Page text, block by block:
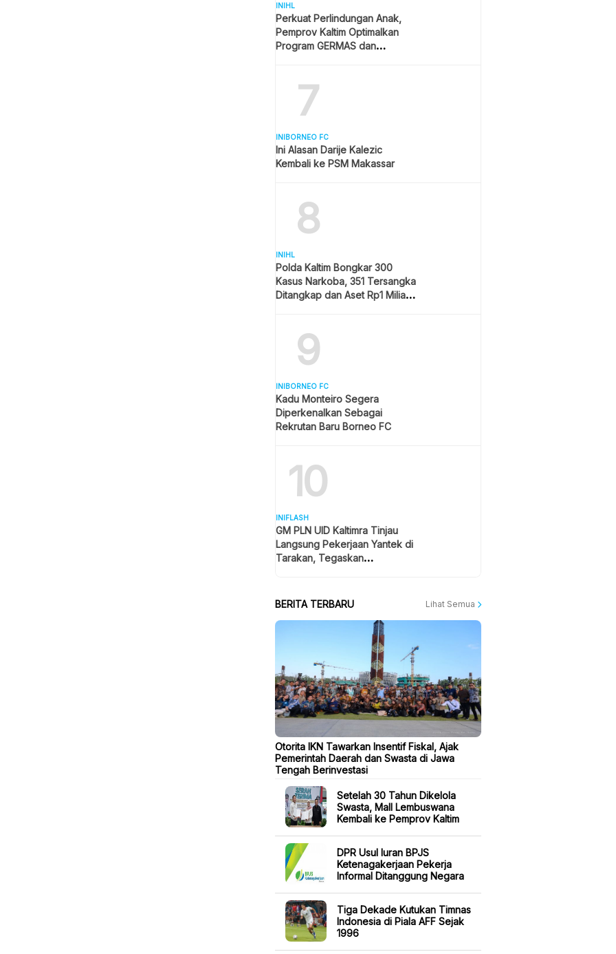
INIHL
Perkuat Perlindungan Anak,
Pemprov Kaltim Optimalkan
Program GERMAS dan
7
INIBORNEO FC
Ini Alasan Darije Kalezic
Kembali ke PSM Makassar
8
INIHL
Polda Kaltim Bongkar 300
Kasus Narkoba, 351 Tersangka
Ditangkap dan Aset Rp1 Miliar
9
INIBORNEO FC
Kadu Monteiro Segera
Diperkenalkan Sebagai
Rekrutan Baru Borneo FC
10
INIFLASH
GM PLN UID Kaltimra Tinjau
Langsung Pekerjaan Yantek di
Tarakan, Tegaskan
BERITA TERBARU Lihat Semua
Otorita IKN Tawarkan Insentif Fiskal, Ajak
Pemerintah Daerah dan Swasta di Jawa
Tengah Berinvestasi
Setelah 30 Tahun Dikelola
Swasta, Mall Lembuswana
Kembali ke Pemprov Kaltim
DPR Usul Iuran BPJS
Ketenagakerjaan Pekerja
Informal Ditanggung Negara
Tiga Dekade Kutukan Timnas
Indonesia di Piala AFF Sejak
1996